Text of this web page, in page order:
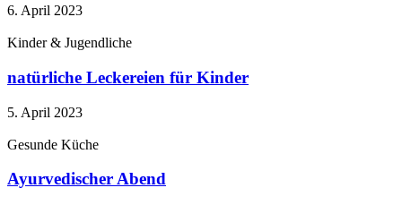
6. April 2023
Kinder & Jugendliche
natürliche Leckereien für Kinder
5. April 2023
Gesunde Küche
Ayurvedischer Abend